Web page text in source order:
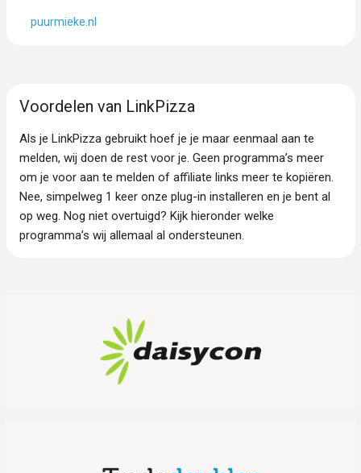
puurmieke.nl
Voordelen van LinkPizza
Als je LinkPizza gebruikt hoef je je maar eenmaal aan te
melden, wij doen de rest voor je. Geen programma’s meer
om je voor aan te melden of affiliate links meer te kopiëren.
Nee, simpelweg 1 keer onze plug-in installeren en je bent al
op weg. Nog niet overtuigd? Kijk hieronder welke
programma’s wij allemaal al ondersteunen.